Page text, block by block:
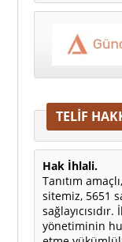
TELİF
Hak İhlali.
Tanıtım
sitemiz, 5651
yönetiminin